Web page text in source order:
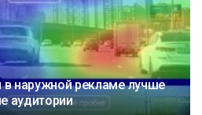
в наружной рекламе лучше
аудитории